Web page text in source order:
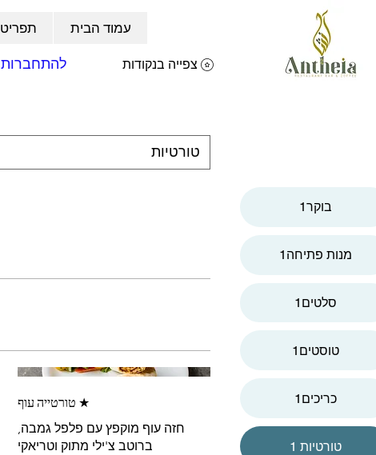
תפריט עמוד הבית
להתחברות צפייה בנקודות
טורטיות
★ טורטייה עוף
חזה עוף מוקפץ עם פלפל גמבה,
ברוטב צ'ילי מתוק וטריאקי
בוקר1
1מנות פתיחה
סלטים1
טוסטים1
1כריכים
טורטיות 1